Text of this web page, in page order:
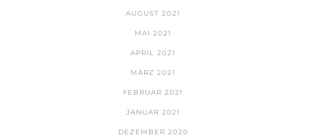
AUGUST 2021
MAI 2021
APRIL 2021
MÄRZ 2021
FEBRUAR 2021
JANUAR 2021
DEZEMBER 2020